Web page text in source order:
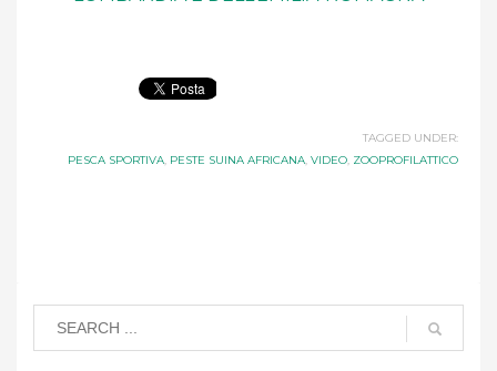
TAGGED UNDER:
PESCA SPORTIVA, PESTE SUINA AFRICANA, VIDEO, ZOOPROFILATTICO